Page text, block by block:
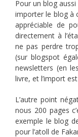
Pour un blog
importer le blog à
appréciable de
directement à
ne pas perdre
(sur blogspot
newsletters (en
livre, et l’import
L’autre point
nous 200 pages
exemple le blog
pour l’atoll de